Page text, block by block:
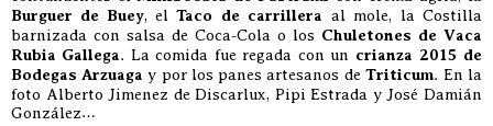
Burguer de Buey, el Taco de carrillera al mole, la Costilla
barnizada con salsa de Coca-Cola o los Chuletones de Vaca
Rubia Gallega. La comida fue regada con un crianza 2015 de
Bodegas Arzuaga y por los panes artesanos de Triticum. En la
foto Alberto Jimenez de Discarlux, Pipi Estrada y José Damián
González…